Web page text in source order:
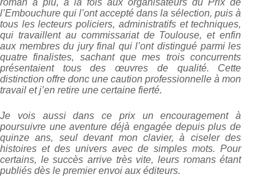
roman a plu, à la fois aux organisateurs du Prix de
l’Embouchure qui l’ont accepté dans la sélection, puis à
tous les lecteurs policiers, administratifs et techniques,
qui travaillent au commissariat de Toulouse, et enfin
aux membres du jury final qui l’ont distingué parmi les
quatre finalistes, sachant que mes trois concurrents
présentaient tous des œuvres de qualité. Cette
distinction offre donc une caution professionnelle à mon
travail et j’en retire une certaine fierté.
Je vois aussi dans ce prix un encouragement à
poursuivre une aventure déjà engagée depuis plus de
quinze ans, seul devant mon clavier, à ciseler des
histoires et des univers avec de simples mots. Pour
certains, le succès arrive très vite, leurs romans étant
publiés dès le premier envoi aux éditeurs.